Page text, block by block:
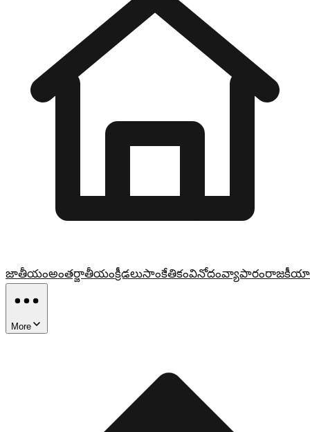
జాతీయంఅంతర్జాతీయంక్రీడలుసాంకేతికంవినోదంవ్యాపారం
More